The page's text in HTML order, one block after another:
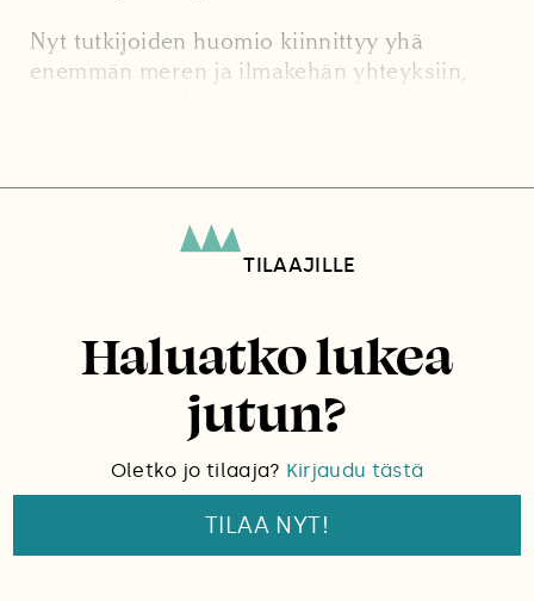
Nyt tutkijoiden huomio kiinnittyy yhä
enemmän meren ja ilmakehän yhteyksiin,
TILAAJILLE
Haluatko lukea
jutun?
Oletko jo tilaaja? Kirjaudu tästä
TILAA NYT!